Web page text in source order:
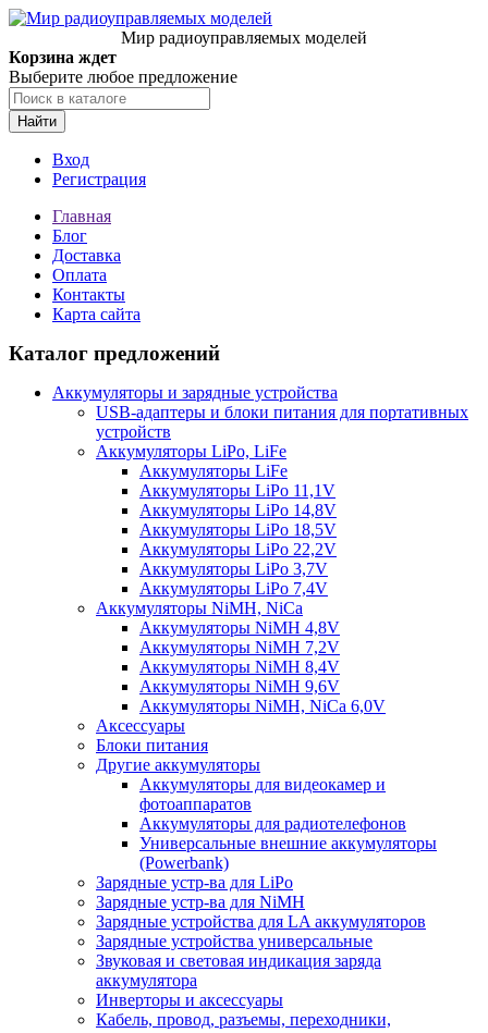
Мир радиоуправляемых моделей
Корзина ждет
Выберите любое предложение
Найти
Вход
Регистрация
Главная
Блог
Доставка
Оплата
Контакты
Карта сайта
Каталог предложений
Аккумуляторы и зарядные устройства
USB-адаптеры и блоки питания для портативных
устройств
Аккумуляторы LiPo, LiFe
Аккумуляторы LiFe
Аккумуляторы LiPo 11,1V
Аккумуляторы LiPo 14,8V
Аккумуляторы LiPo 18,5V
Аккумуляторы LiPo 22,2V
Аккумуляторы LiPo 3,7V
Аккумуляторы LiPo 7,4V
Аккумуляторы NiMH, NiCa
Аккумуляторы NiMH 4,8V
Аккумуляторы NiMH 7,2V
Аккумуляторы NiMH 8,4V
Аккумуляторы NiMH 9,6V
Аккумуляторы NiMH, NiCa 6,0V
Аксессуары
Блоки питания
Другие аккумуляторы
Аккумуляторы для видеокамер и
фотоаппаратов
Аккумуляторы для радиотелефонов
Универсальные внешние аккумуляторы
(Powerbank)
Зарядные устр-ва для LiPo
Зарядные устр-ва для NiMH
Зарядные устройства для LA аккумуляторов
Зарядные устройства универсальные
Звуковая и световая индикация заряда
аккумулятора
Инверторы и аксессуары
Кабель, провод, разъемы, переходники,